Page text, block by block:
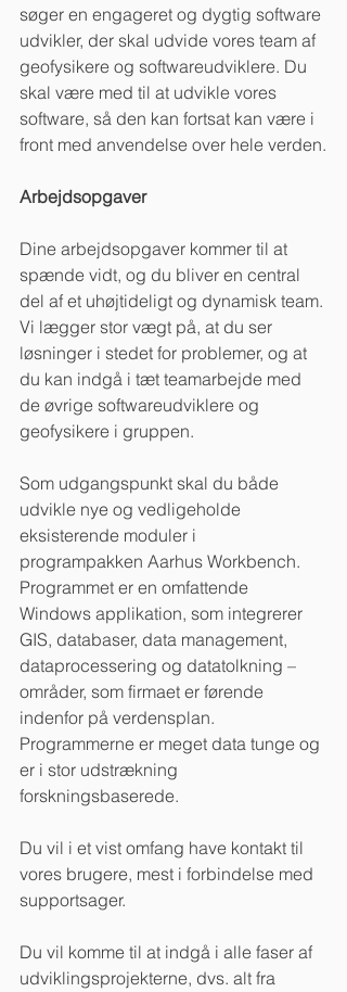
søger en engageret og dygtig software
udvikler, der skal udvide vores team af
geofysikere og softwareudviklere. Du
skal være med til at udvikle vores
software, så den kan fortsat kan være i
front med anvendelse over hele verden.
Arbejdsopgaver
Dine arbejdsopgaver kommer til at
spænde vidt, og du bliver en central
del af et uhøjtideligt og dynamisk team.
Vi lægger stor vægt på, at du ser
løsninger i stedet for problemer, og at
du kan indgå i tæt teamarbejde med
de øvrige softwareudviklere og
geofysikere i gruppen.
Som udgangspunkt skal du både
udvikle nye og vedligeholde
eksisterende moduler i
programpakken Aarhus Workbench.
Programmet er en omfattende
Windows applikation, som integrerer
GIS, databaser, data management,
dataprocessering og datatolkning –
områder, som firmaet er førende
indenfor på verdensplan.
Programmerne er meget data tunge og
er i stor udstrækning
forskningsbaserede.
Du vil i et vist omfang have kontakt til
vores brugere, mest i forbindelse med
supportsager.
Du vil komme til at indgå i alle faser af
udviklingsprojekterne, dvs. alt fra